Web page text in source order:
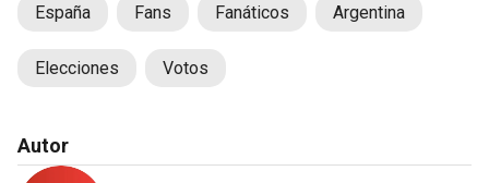
España Fans Fanáticos Argentina
Elecciones Votos
Autor